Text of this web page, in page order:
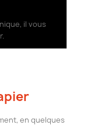
il vous
en quelques